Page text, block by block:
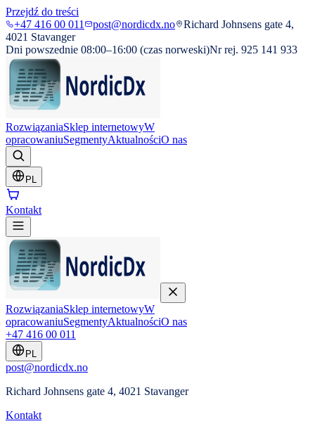
Przejdź do treści
+47 416 00 011
post@nordicdx.no
Richard Johnsens gate 4,
4021 Stavanger
Dni powszednie 08:00–16:00 (czas norweski)Nr rej. 925 141 933
RozwiązaniaSklep internetowyW
opracowaniuSegmentyAktualnościO nas
PL
Kontakt
RozwiązaniaSklep internetowyW
opracowaniuSegmentyAktualnościO nas
+47 416 00 011
PL
post@nordicdx.no
Richard Johnsens gate 4, 4021 Stavanger
Kontakt